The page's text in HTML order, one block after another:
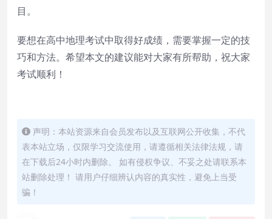
目。
要想在高中地理考试中取得好成绩，需要掌握一定的技
巧和方法。希望本文的建议能对大家有所帮助，祝大家
考试顺利！
声明：本站资源来自会员发布以及互联网公开收集，不代
表本站立场，仅限学习交流使用，请遵循相关法律法规，请
在下载后24小时内删除。 如有侵权争议、不妥之处请联系本
站删除处理！ 请用户仔细辨认内容的真实性，避免上当受
骗！